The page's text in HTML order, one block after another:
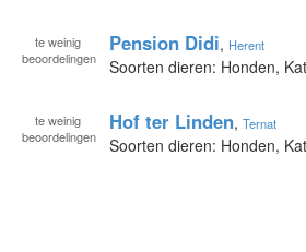
te weinig
beoordelingen
Pension Didi, Herent
Soorten dieren: Honden,
te weinig
beoordelingen
Hof ter Linden, Ternat
Soorten dieren: Honden,